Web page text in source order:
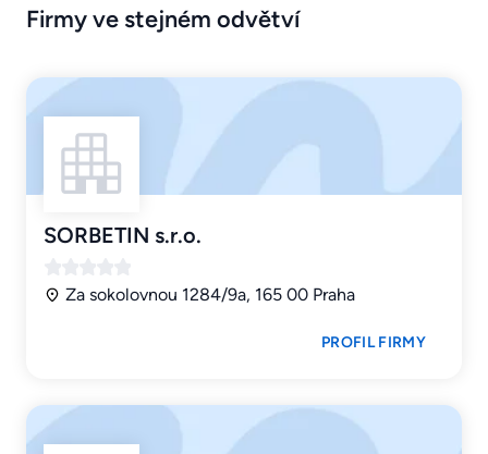
Firmy ve stejném odvětví
SORBETIN s.r.o.
Za sokolovnou 1284/9a, 165 00 Praha
PROFIL FIRMY